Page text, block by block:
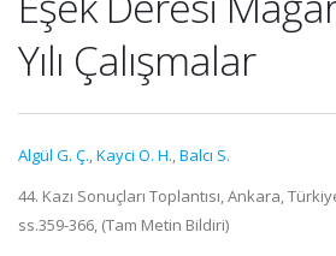
Yılı Çalışmalar
Algül G. Ç.,Kayci O. H.,Balcı S.
44. Kazı Sonuçları Toplantısı, Ankara,
ss.359-366, (Tam Metin Bildiri)